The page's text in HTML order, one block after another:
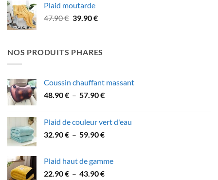
était :
106.90 €.
Plaid moutarde
47.90€ Le
était :
47.90 €.
39.90€Le
est :
39.90 €.
NOS PRODUITS PHARES
Coussin chauffant massant
48.90€ – 57.90€Plage
48.90 €
à
Plaid de couleur vert d'eau
32.90€ – 59.90€Plage
32.90 €
à
Plaid haut de gamme
22.90€ – 43.90€Plage